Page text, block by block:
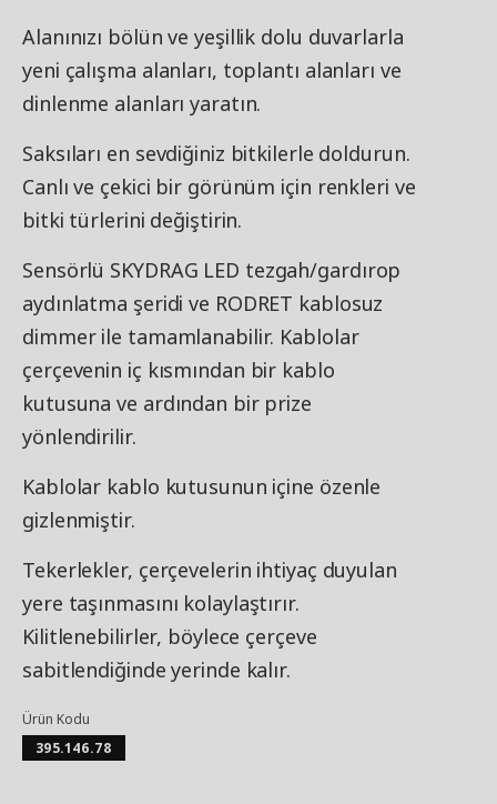
Alanınızı bölün ve yeşillik dolu duvarlarla
yeni çalışma alanları, toplantı alanları ve
dinlenme alanları yaratın.
Saksıları en sevdiğiniz bitkilerle doldurun.
Canlı ve çekici bir görünüm için renkleri ve
bitki türlerini değiştirin.
Sensörlü SKYDRAG LED tezgah/gardırop
aydınlatma şeridi ve RODRET kablosuz
dimmer ile tamamlanabilir. Kablolar
çerçevenin iç kısmından bir kablo
kutusuna ve ardından bir prize
yönlendirilir.
Kablolar kablo kutusunun içine özenle
gizlenmiştir.
Tekerlekler, çerçevelerin ihtiyaç duyulan
yere taşınmasını kolaylaştırır.
Kilitlenebilirler, böylece çerçeve
sabitlendiğinde yerinde kalır.
Ürün Kodu
395.146.78